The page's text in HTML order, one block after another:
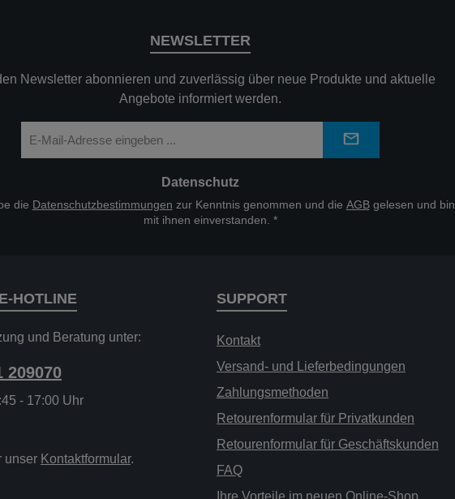
NEWSLETTER
Newsletter abonnieren und zuverlässig über neue Produkte und aktuelle
Angebote informiert werden.
Mail-
Adresse
Datenschutz
die Datenschutzbestimmungen zur Kenntnis genommen und die AGBgelesen und bin
mit ihnen einverstanden. *
HOTLINE
und Beratung unter:
209070
- 17:00 Uhr
unser Kontaktformular.
SUPPORT
Kontakt
Versand- und Lieferbedingungen
Zahlungsmethoden
Retourenformular für Privatkunden
Retourenformular für Geschäftskunden
FAQ
Ihre Vorteile im neuen Online-Shop